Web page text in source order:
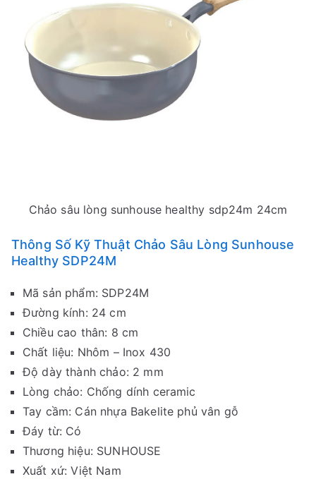
Chảo sâu lòng sunhouse healthy sdp24m 24cm
Thông Số Kỹ Thuật Chảo Sâu Lòng Sunhouse
Healthy SDP24M
Mã sản phẩm: SDP24M
Đường kính: 24 cm
Chiều cao thân: 8 cm
Chất liệu: Nhôm – Inox 430
Độ dày thành chảo: 2 mm
Lòng chảo: Chống dính ceramic
Tay cầm: Cán nhựa Bakelite phủ vân gỗ
Đáy từ: Có
Thương hiệu: SUNHOUSE
Xuất xứ: Việt Nam